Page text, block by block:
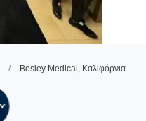
Bosley Medical, Καλιφόρνια